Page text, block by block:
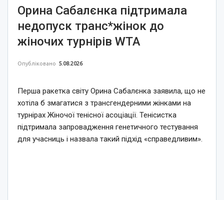
Орина Сабалєнка підтримала
недопуск транс*жінок до
жіночих турнірів WTA
Опубліковано 5.08.2026
Перша ракетка світу Орина Сабалєнка заявила, що не
хотіла б змагатися з трансгендерними жінками на
турнірах Жіночої тенісної асоціації. Тенісистка
підтримала запровадження генетичного тестування
для учасниць і назвала такий підхід «справедливим».